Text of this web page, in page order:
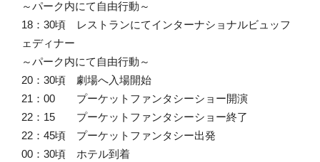
～パーク内にて自由行動～
18：30頃 レストランにてインターナショナルビュッフ
ェディナー
～パーク内にて自由行動～
20：30頃 劇場へ入場開始
21：00 プーケットファンタシーショー開演
22：15 プーケットファンタシーショー終了
22：45頃 プーケットファンタシー出発
00：30頃 ホテル到着